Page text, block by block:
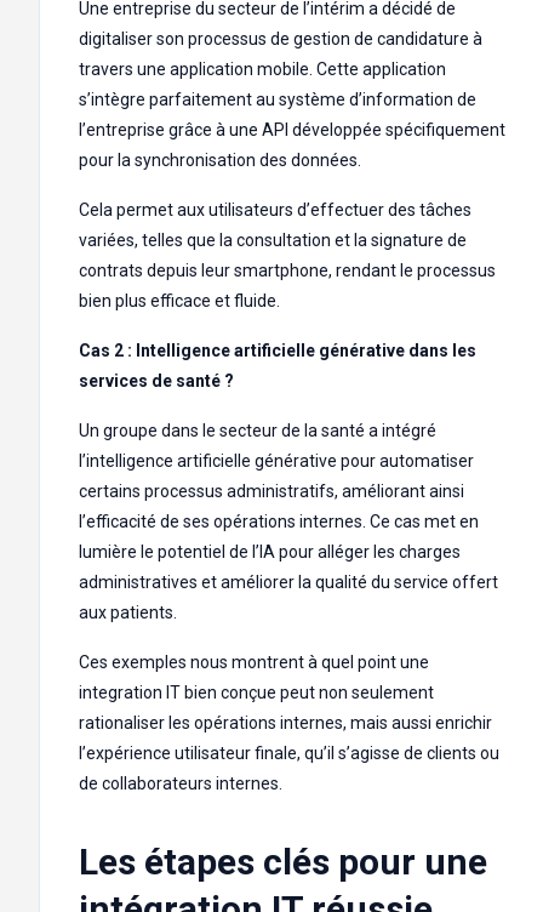
Une entreprise du secteur de l’intérim a décidé de
digitaliser son processus de gestion de candidature à
travers une application mobile. Cette application
s’intègre parfaitement au système d’information de
l’entreprise grâce à une API développée spécifiquement
pour la synchronisation des données.
Cela permet aux utilisateurs d’effectuer des tâches
variées, telles que la consultation et la signature de
contrats depuis leur smartphone, rendant le processus
bien plus efficace et fluide.
Cas 2 : Intelligence artificielle générative dans les
services de santé ?
Un groupe dans le secteur de la santé a intégré
l’intelligence artificielle générative pour automatiser
certains processus administratifs, améliorant ainsi
l’efficacité de ses opérations internes. Ce cas met en
lumière le potentiel de l’IA pour alléger les charges
administratives et améliorer la qualité du service offert
aux patients.
Ces exemples nous montrent à quel point une
integration IT bien conçue peut non seulement
rationaliser les opérations internes, mais aussi enrichir
l’expérience utilisateur finale, qu’il s’agisse de clients ou
de collaborateurs internes.
Les étapes clés pour une